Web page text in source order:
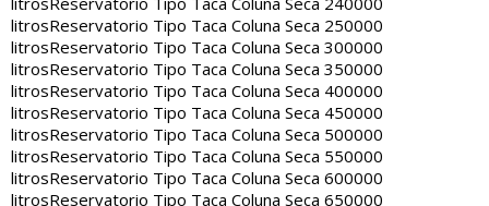
litrosReservatorio Tipo Taca Coluna Seca 250000
litrosReservatorio Tipo Taca Coluna Seca 300000
litrosReservatorio Tipo Taca Coluna Seca 350000
litrosReservatorio Tipo Taca Coluna Seca 400000
litrosReservatorio Tipo Taca Coluna Seca 450000
litrosReservatorio Tipo Taca Coluna Seca 500000
litrosReservatorio Tipo Taca Coluna Seca 550000
litrosReservatorio Tipo Taca Coluna Seca 600000
litrosReservatorio Tipo Taca Coluna Seca 650000